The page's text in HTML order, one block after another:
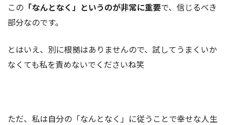
この 「なんとなく」というのが非常に重要で、信じるべき
部分なのです。
とはいえ、別に根拠はありませんので、試してうまくいか
なくても私を責めないでくださいね笑
ただ、私は自分の「なんとなく」に従うことで幸せな人生